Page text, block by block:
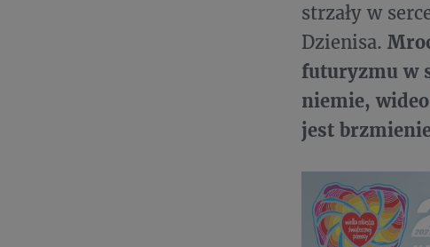
strzały w
Dzienisa.
futuryzmu w
niemie,
jest